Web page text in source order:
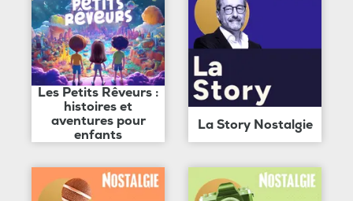
Les Petits Rêveurs :
histoires et
aventures pour
enfants
La Story Nostalgie